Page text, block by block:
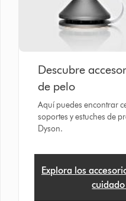
Descubre
de pelo
Aquí puedes encontrar
soportes y estuches de
Dyson.
Explora los